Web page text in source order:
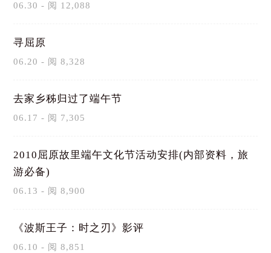
06.30 - 阅 12,088
寻屈原
06.20 - 阅 8,328
去家乡秭归过了端午节
06.17 - 阅 7,305
2010屈原故里端午文化节活动安排(内部资料，旅
游必备)
06.13 - 阅 8,900
《波斯王子：时之刃》影评
06.10 - 阅 8,851